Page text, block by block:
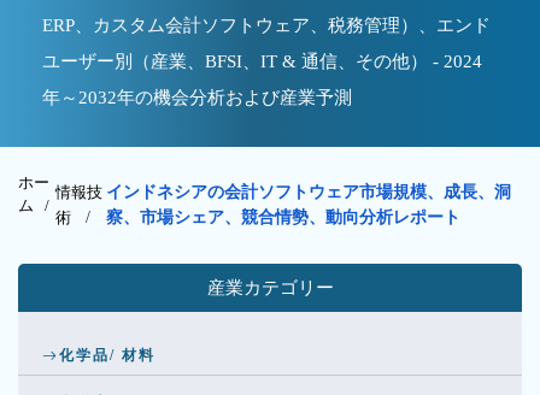
ERP、カスタム会計ソフトウェア、税務管理）、エンド
ユーザー別（産業、BFSI、IT & 通信、その他） - 2024
年～2032年の機会分析および産業予測
ホー
ム /
情報技
術 /
インドネシアの会計ソフトウェア市場規模、成長、洞
察、市場シェア、競合情勢、動向分析レポート
産業カテゴリー
化学品/ 材料